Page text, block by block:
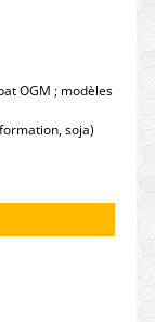
OGM ; modèles
soja)